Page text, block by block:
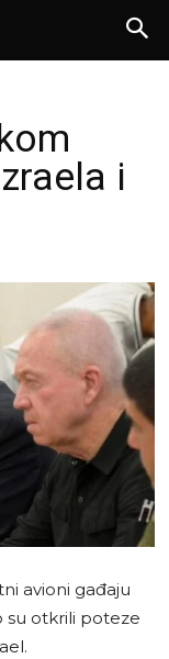
i
avioni gađaju
su otkrili poteze